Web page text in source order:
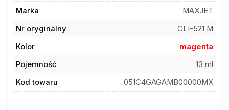
Marka
MAXJET
Nr oryginalny
CLI-521 M
Kolor
magenta
Pojemność
13 ml
Kod towaru
051C4GAGAMB00000MX